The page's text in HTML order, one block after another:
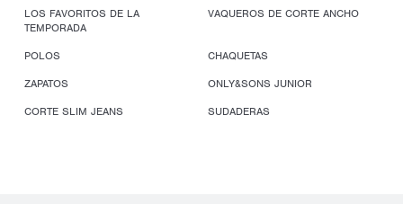
LOS FAVORITOS DE LA
TEMPORADA
VAQUEROS DE CORTE ANCHO
POLOS
CHAQUETAS
ZAPATOS
ONLY&SONS JUNIOR
CORTE SLIM JEANS
SUDADERAS